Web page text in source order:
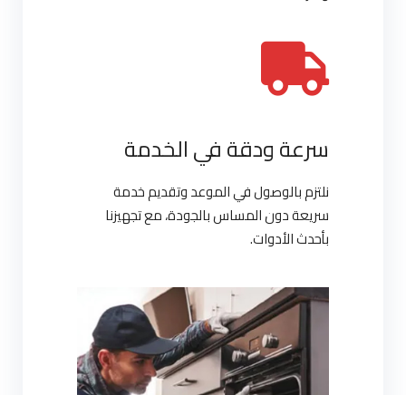
سرعة ودقة في الخدمة
نلتزم بالوصول في الموعد وتقديم خدمة
سريعة دون المساس بالجودة، مع تجهيزنا
بأحدث الأدوات.